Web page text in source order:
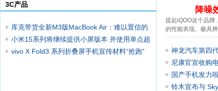
3C产品
库克带货全新M3版MacBook Air：难以置信的
轻薄小米15系列将继续提供小屏版本 并使用单点超
声vivo X Fold3 系列折叠屏手机宣传材料“抢跑”
降噪
提起iQOO这个品牌
的性能表现、极具
神龙汽车第四
龘款首搭
尼康官宣收购
国产手机发力
铃木宣布与